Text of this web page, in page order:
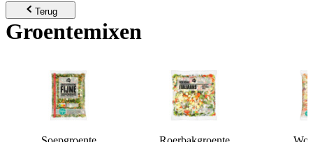
Terug
Groentemixen